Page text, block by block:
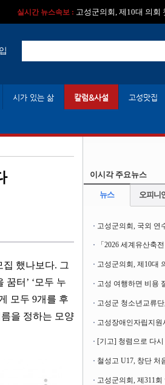
실시간 뉴스속보 : 고성군의회, 제10대 의회
시가 있는 삶 칼럼&사설 고성맛집
집 했나보다. 그
꿈터 ’ ‘ 모두 누
모두 9개를 후
을 정하는 모양
이시각 주요뉴스
뉴스 오피니
고성군의회, 국외 연
「2026 세계유산축
고성군의회, 제10대
고성 여행하면 비용
[기고] 청렴으로 다
철성고 U17, 창단 처
고성군의회, 제311회